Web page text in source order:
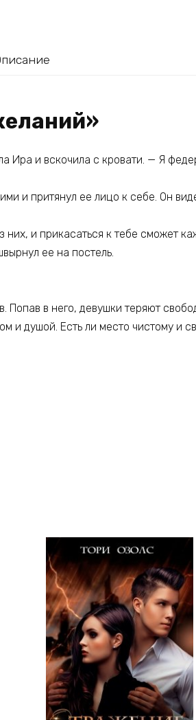
Ира и вскочила с кровати. — Я
и притянул ее лицо к себе. Он
и прикасаться к тебе сможет
ее на постель.
Попав в него, девушки теряют
и душой. Есть ли место чистому и